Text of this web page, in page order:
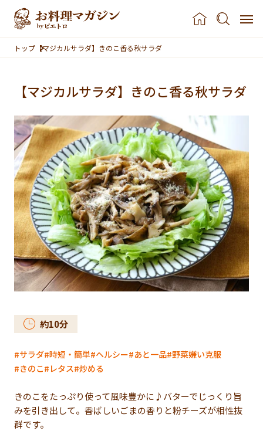
本文へスキップ
トップ 【マジカルサラダ】きのこ香る秋サラダ
【マジカルサラダ】きのこ香る秋サラダ
約10分
サラダ 時短・簡単 ヘルシー あと一品 野菜嫌い克服
きのこ
レタス 炒める
きのこをたっぷり使って風味豊かに♪バターでじっくり旨
みを引き出して。香ばしいごまの香りと粉チーズが相性抜
群です。